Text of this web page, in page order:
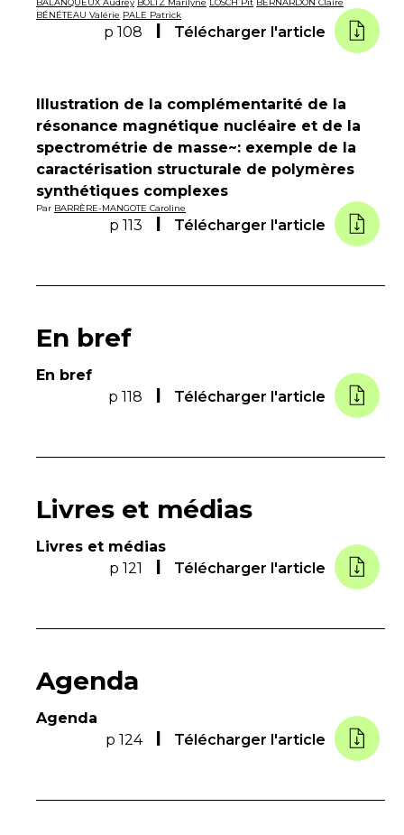
BÉNÉTEAU Valérie PALE Patrick
p 108 Télécharger l'article
Illustration de la complémentarité de la
résonance magnétique nucléaire et de la
spectrométrie de masse~: exemple de la
caractérisation structurale de polymères
synthétiques complexes
Par BARRÈRE-MANGOTE Caroline
p 113 Télécharger l'article
En bref
En bref
p 118
Télécharger l'article
Livres et médias
Livres et médias
p 121
Télécharger l'article
Agenda
Agenda
p 124
Télécharger l'article